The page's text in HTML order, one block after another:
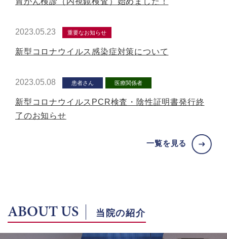
2023.05.23 重要なお知らせ
新型コロナウイルス感染症対策について
2023.05.08 患者さん 医療関係者
新型コロナウイルスPCR検査・陰性証明書発行終
了のお知らせ
一覧を見る
ABOUT US 当院の紹介